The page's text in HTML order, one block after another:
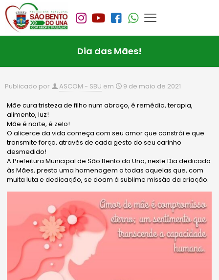
Dia das Mães!
Publicado por ASCOM - SBU em 9 de maio de 2021
Mãe cura tristeza de filho num abraço, é remédio, terapia,
alimento, luz!
Mãe é norte, é zelo!
O alicerce da vida começa com seu amor que constrói e que
transmite força, através de cada gesto do seu carinho
desmedido!
A Prefeitura Municipal de São Bento do Una, neste Dia dedicado
às Mães, presta uma homenagem a todas aquelas que, com
muita luta e dedicação, se doam à sublime missão da criação.